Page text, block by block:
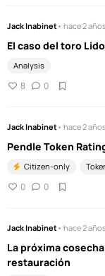
Jack Inabinet• hace 2
El caso del toro Lido
Analysis
8 0
Jack Inabinet• hace 2
Pendle Token
Citizen-only
0 0
Jack Inabinet• hace 2
La próxima
restauración